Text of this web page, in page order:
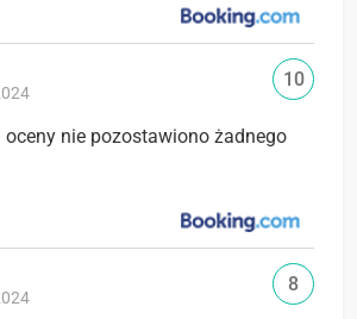
oceny nie pozostawiono żadnego
10
8